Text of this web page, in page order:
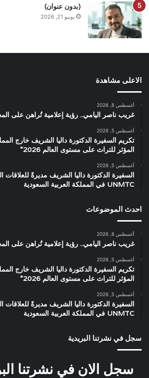
(بدون عنوان)
يونيو 21, 2026
الاعلى مشاهدة
أغسطس 8, 2026
غريب ناصر اليامي.. رؤية إعلامية تُراهن على
أغسطس 5, 2026
تكريم السفيرة الدكتورة داليا الشريف خارج
المؤثر للتراث على مستوى العالم 2026”
أغسطس 5, 2026
السفيرة الدكتورة داليا الشريف مديرةً للعلاقات
UNMTC في المملكة العربية السعودية
احدث الموضوعات
أغسطس 8, 2026
غريب ناصر اليامي.. رؤية إعلامية تُراهن على
أغسطس 5, 2026
تكريم السفيرة الدكتورة داليا الشريف خارج
المؤثر للتراث على مستوى العالم 2026”
أغسطس 5, 2026
السفيرة الدكتورة داليا الشريف مديرةً للعلاقات
UNMTC في المملكة العربية السعودية
سجل في نشرتنا البريدية
سجل الان في نشرتنا